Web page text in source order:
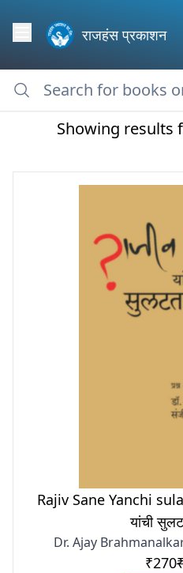
राजहंस प्रकाशन
Showing results
Rajiv Sane Yanchi
यांची
Dr. Ajay
₹270